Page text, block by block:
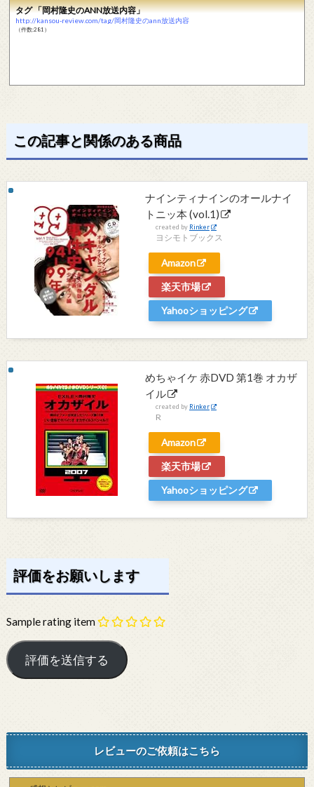
タグ 「岡村隆史のANN放送内容」
http://kansou-review.com/tag/岡村隆史のann放送内容
（件数:281）
この記事と関係のある商品
ナインティナインのオールナイ
トニッ本 (vol.1)
created by Rinker
ヨシモトブックス
Amazon
楽天市場
Yahooショッピング
めちゃイケ 赤DVD 第1巻 オカザ
イル
created by Rinker
R
Amazon
楽天市場
Yahooショッピング
評価をお願いします
Sample rating item
レビューのご依頼はこちら